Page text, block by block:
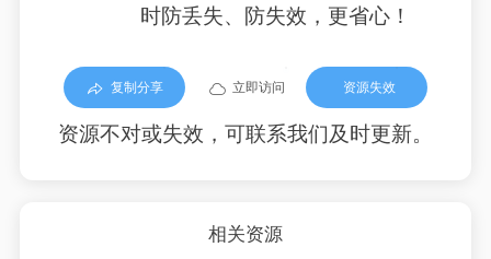
时防丢失、防失效，更省心！
复制分享 立即访问 资源失效
资源不对或失效，可联系我们及时更新。
相关资源